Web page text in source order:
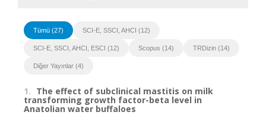
Tümü (27) SCI-E, SSCI, AHCI (12)
SCI-E, SSCI, AHCI, ESCI (12) Scopus (14) TRDizin (14)
Diğer Yayınlar (4)
1. The effect of subclinical mastitis on milk
transforming growth factor-beta level in
Anatolian water buffaloes